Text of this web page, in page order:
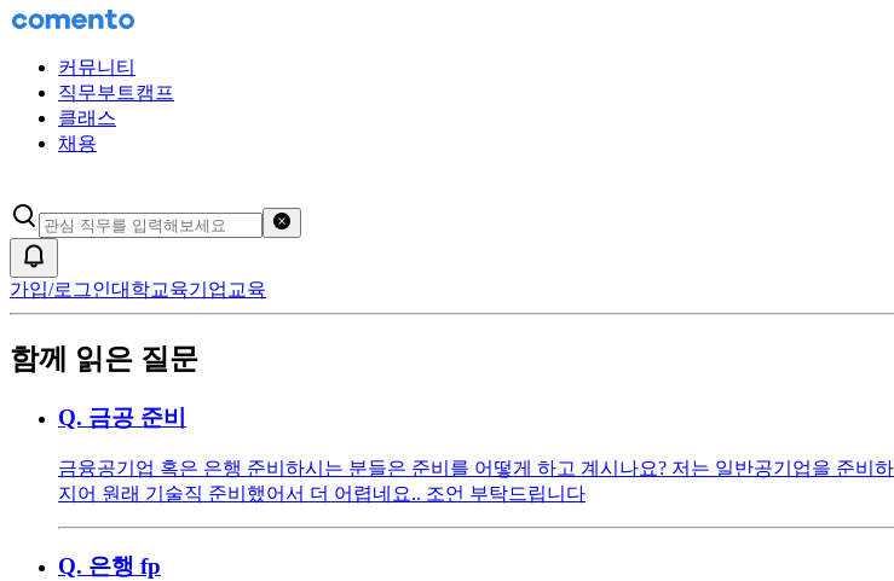
커뮤니티
직무부트캠프
클래스
채용
가입/로그인대학교육기업교육
함께 읽은 질문
Q. 금공 준비
금융공기업 혹은 은행 준비하시는 분들은 준비를 어떻게 하고 계시나요? 저는 일반공기업을 준
지어 원래 기술직 준비했어서 더 어렵네요.. 조언 부탁드립니다
Q. 은행 fp